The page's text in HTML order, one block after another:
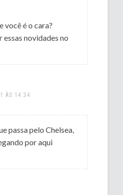
você é o cara?
essas novidades no
ÀS 14:34
passa pelo Chelsea,
por aqui